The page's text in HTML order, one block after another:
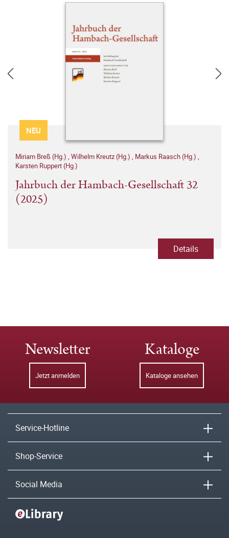
NEU
Miriam Breß (Hg.) , Wilhelm Kreutz (Hg.) , Markus Raasch (Hg.) ,
Karsten Ruppert (Hg.)
Jahrbuch der Hambach-Gesellschaft 32
(2025)
Details
Newsletter
Jetzt anmelden
Kataloge
Kataloge ansehen
Service-Hotline
Shop-Service
Social Media